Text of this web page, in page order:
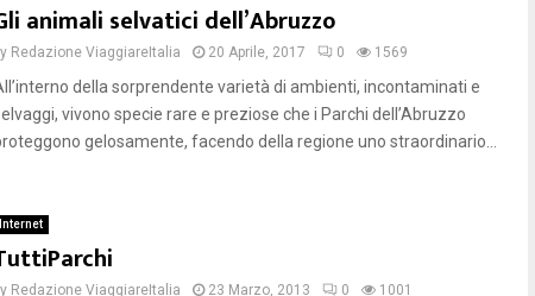
animali selvatici dell’Abruzzo
Redazione ViaggiareItalia 20 Aprile, 2017 0 1569
della sorprendente varietà di ambienti, incontaminati e
vivono specie rare e preziose che i Parchi dell’Abruzzo
gelosamente, facendo della regione uno straordinario...
Internet
Redazione ViaggiareItalia 23 Marzo, 2013 0 1001